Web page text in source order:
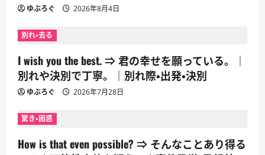
ゆぶろぐ 2026年8月4日
別れ・去る
I wish you the best. ⇒ 君の幸せを願っている。｜
別れや決別で丁寧。｜別れ際・出発・決別
ゆぶろぐ 2026年7月28日
驚き・困惑
How is that even possible? ⇒ そんなことあり得る